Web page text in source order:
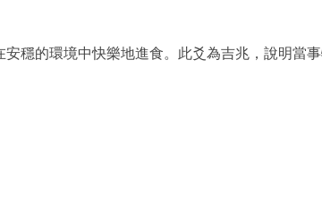
穩的環境中快樂地進食。此爻為吉兆，說明當